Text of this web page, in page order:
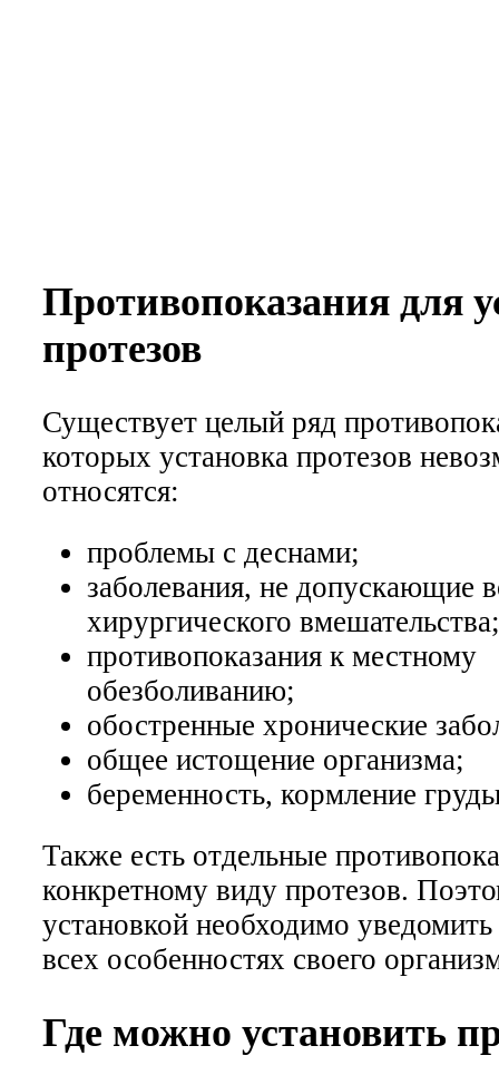
Противопоказания для
протезов
Существует целый ряд
которых установка протезов
относятся:
проблемы с деснами;
заболевания, не допускающие
хирургического вмешательства;
противопоказания к местному
обезболиванию;
обостренные хронические
общее истощение организма;
беременность, кормление
Также есть отдельные
конкретному виду протезов.
установкой необходимо
всех особенностях своего
Где можно установить